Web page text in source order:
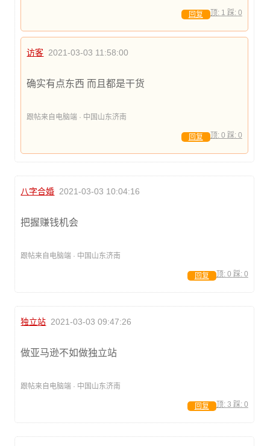
顶: 1 踩: 0
回复
访客 2021-03-03 11:58:00
确实有点东西 而且都是干货
跟帖来自电脑端 · 中国山东济南
顶: 0 踩: 0
回复
八字合婚 2021-03-03 10:04:16
把握赚钱机会
跟帖来自电脑端 · 中国山东济南
顶: 0 踩: 0
回复
独立站 2021-03-03 09:47:26
做亚马逊不如做独立站
跟帖来自电脑端 · 中国山东济南
顶: 3 踩: 0
回复